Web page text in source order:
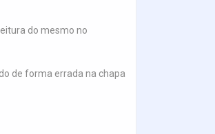
do mesmo no
de forma errada na chapa